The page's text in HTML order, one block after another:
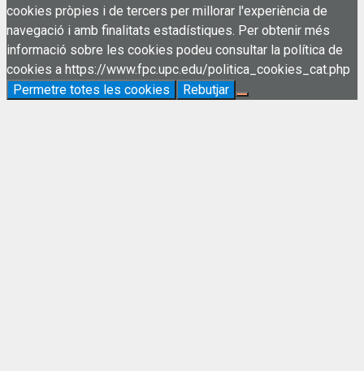
cookies pròpies i de tercers per millorar l'experiència de
navegació i amb finalitats estadístiques. Per obtenir més
informació sobre les cookies podeu consultar la política de
cookies a https://www.fpc.upc.edu/politica_cookies_cat.php
Permetre totes les cookies
Rebutjar